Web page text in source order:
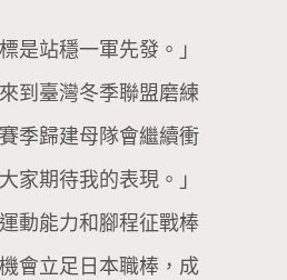
是站穩一軍先發。」
到臺灣冬季聯盟磨練
季歸建母隊會繼續衝
家期待我的表現。」
動能力和腳程征戰棒
會立足日本職棒，成